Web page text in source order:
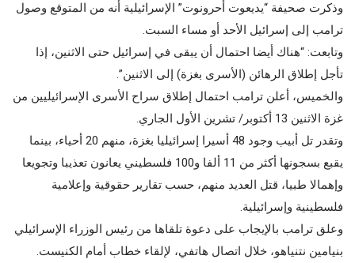
وذكرت صحيفة “يديعوت أحرونوت” الإسرائيلية أنه من المتوقع وصول
ترامب إلى إسرائيل الأحد أو مساء السبت.
وتابعت: “هناك أيضا احتمال أن يبقى في إسرائيل حتى الاثنين، إذا
تأجل إطلاق الرهائن (الأسرى بغزة) إلى الاثنين”.
والخميس، أعلن ترامب احتمال إطلاق سراح الأسرى الإسرائيليين من
غزة الاثنين 13 أكتوبر/ تشرين الأول الجاري.
وتقدر تل أبيب وجود 48 أسيرا إسرائيليا بغزة، منهم 20 أحياء، بينما
يقبع بسجونها أكثر من 11 ألفا و100 فلسطيني يعانون تعذيبا وتجويعا
وإهمالا طبيا، قتل العديد منهم، حسب تقارير حقوقية وإعلامية
فلسطينية وإسرائيلية.
وعلق ترامب بالإيجاب على دعوة تلقاها من رئيس الوزراء الإسرائيلي
بنيامين نتنياهو، خلال اتصال هاتفي، لإلقاء خطاب أمام الكنيست.